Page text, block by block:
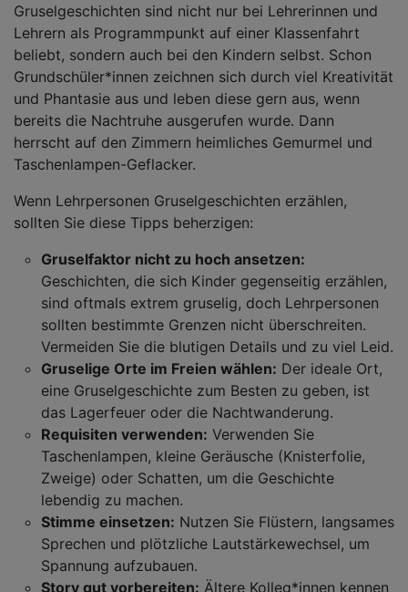
Gruselgeschichten sind nicht nur bei Lehrerinnen und
Lehrern als Programmpunkt auf einer Klassenfahrt
beliebt, sondern auch bei den Kindern selbst. Schon
Grundschüler*innen zeichnen sich durch viel Kreativität
und Phantasie aus und leben diese gern aus, wenn
bereits die Nachtruhe ausgerufen wurde. Dann
herrscht auf den Zimmern heimliches Gemurmel und
Taschenlampen-Geflacker.
Wenn Lehrpersonen Gruselgeschichten erzählen,
sollten Sie diese Tipps beherzigen:
Gruselfaktor nicht zu hoch ansetzen:
Geschichten, die sich Kinder gegenseitig erzählen,
sind oftmals extrem gruselig, doch Lehrpersonen
sollten bestimmte Grenzen nicht überschreiten.
Vermeiden Sie die blutigen Details und zu viel Leid.
Gruselige Orte im Freien wählen: Der ideale Ort,
eine Gruselgeschichte zum Besten zu geben, ist
das Lagerfeuer oder die Nachtwanderung.
Requisiten verwenden: Verwenden Sie
Taschenlampen, kleine Geräusche (Knisterfolie,
Zweige) oder Schatten, um die Geschichte
lebendig zu machen.
Stimme einsetzen: Nutzen Sie Flüstern, langsames
Sprechen und plötzliche Lautstärkewechsel, um
Spannung aufzubauen.
Story gut vorbereiten: Ältere Kolleg*innen kennen